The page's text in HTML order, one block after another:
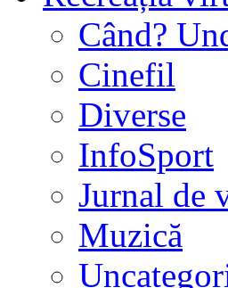
Când?
Cinefil
Diverse
InfoSport
Jurnal de
Muzică